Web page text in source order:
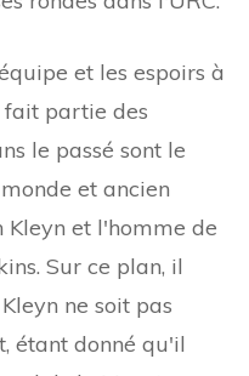
et les espoirs à
partie des
le passé sont le
et ancien
et l'homme de
Sur ce plan, il
ne soit pas
étant donné qu'il